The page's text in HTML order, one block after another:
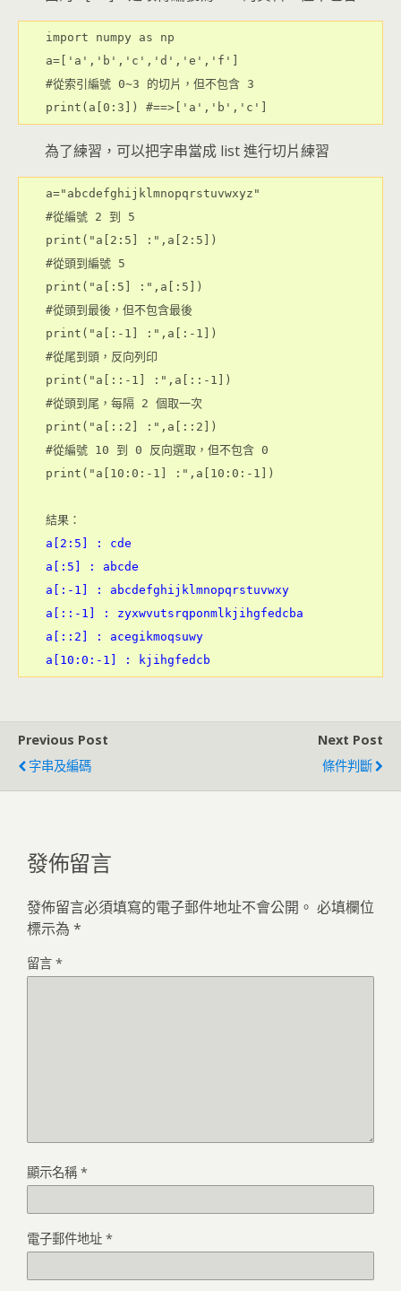
import numpy as np
a=['a','b','c','d','e','f']
#從索引編號 0~3 的切片，但不包含 3
為了練習，可以把字串當成 list 進行切片練習
a="abcdefghijklmnopqrstuvwxyz"
#從編號 2 到 5
print("a[2:5] :",a[2:5])
#從頭到編號 5
print("a[:5] :",a[:5])
#從頭到最後，但不包含最後
print("a[:-1] :",a[:-1])
#從尾到頭，反向列印
print("a[::-1] :",a[::-1])
#從頭到尾，每隔 2 個取一次
print("a[::2] :",a[::2])
#從編號 10 到 0 反向選取，但不包含 0
print("a[10:0:-1] :",a[10:0:-1])
a[2:5] : cde
a[:5] : abcde
a[:-1] : abcdefghijklmnopqrstuvwxy
a[::-1] : zyxwvutsrqponmlkjihgfedcba
a[::2] : acegikmoqsuwy
Previous Post
字串及編碼
Next Post
條件判斷
發佈留言
發佈留言必須填寫的電子郵件地址不會公開。 必填欄位
標示為 *
留言 *
顯示名稱 *
電子郵件地址 *